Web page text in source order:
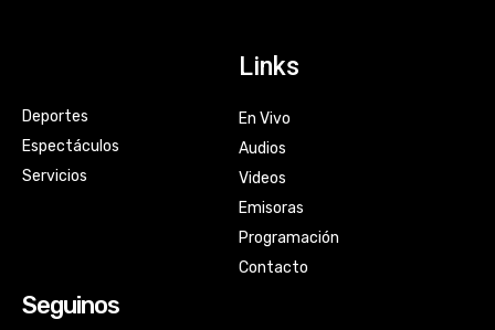
Deportes
Espectáculos
Servicios
Links
En Vivo
Audios
Videos
Emisoras
Programación
Contacto
Seguinos